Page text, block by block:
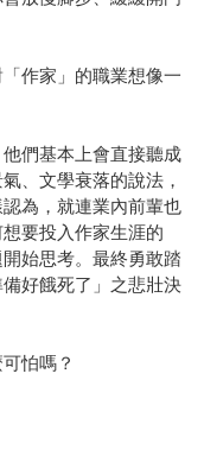
作家」的職業想像一
們基本上會直接聽成
、文學衰落的說法，
為，就連業內前輩也
要投入作家生涯的
始思考。最終勇敢踏
好餓死了」之悲壯決
怕嗎？